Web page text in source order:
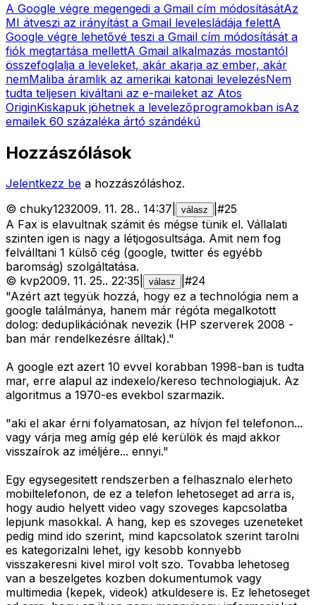
A Google végre megengedi a Gmail cím módosításátAz
MI átveszi az irányítást a Gmail levelesládája felettA
Google végre lehetővé teszi a Gmail cím módosítását a
fiók megtartása mellettA Gmail alkalmazás mostantól
összefoglalja a leveleket, akár akarja az ember, akár
nemMaliba áramlik az amerikai katonai levelezésNem
tudta teljesen kiváltani az e-maileket az Atos
OriginKiskapuk jöhetnek a levelezőprogramokban isAz
emailek 60 százaléka ártó szándékú
Hozzászólások
Jelentkezz be a hozzászóláshoz.
© chuky1232009. 11. 28.. 14:37 válasz #25
A Fax is elavultnak számit és mégse tünik el. Vállalati
szinten igen is nagy a létjogosultsága. Amit nem fog
felválltani 1 külsõ cég (google, twitter és egyébb
baromság) szolgáltatása.
© kvp2009. 11. 25.. 22:35 válasz #24
"Azért azt tegyük hozzá, hogy ez a technológia nem a
google találmánya, hanem már régóta megalkotott
dolog: deduplikációnak nevezik (HP szerverek 2008 -
ban már rendelkezésre álltak)."
A google ezt azert 10 evvel korabban 1998-ban is tudta
mar, erre alapul az indexelo/kereso technologiajuk. Az
algoritmus a 1970-es evekbol szarmazik.
"aki el akar érni folyamatosan, az hívjon fel telefonon...
vagy várja meg amíg gép elé kerülök és majd akkor
visszaírok az iméljére... ennyi."
Egy egysegesitett rendszerben a felhasznalo elerheto
mobiltelefonon, de ez a telefon lehetoseget ad arra is,
hogy audio helyett video vagy szoveges kapcsolatba
lepjunk masokkal. A hang, kep es szoveges uzeneteket
pedig mind ido szerint, mind kapcsolatok szerint tarolni
es kategorizalni lehet, igy kesobb konnyebb
visszakeresni kivel mirol volt szo. Tovabba lehetoseg
van a beszelgetes kozben dokumentumok vagy
multimedia (kepek, videok) atkuldesere is. Ez lehetoseget